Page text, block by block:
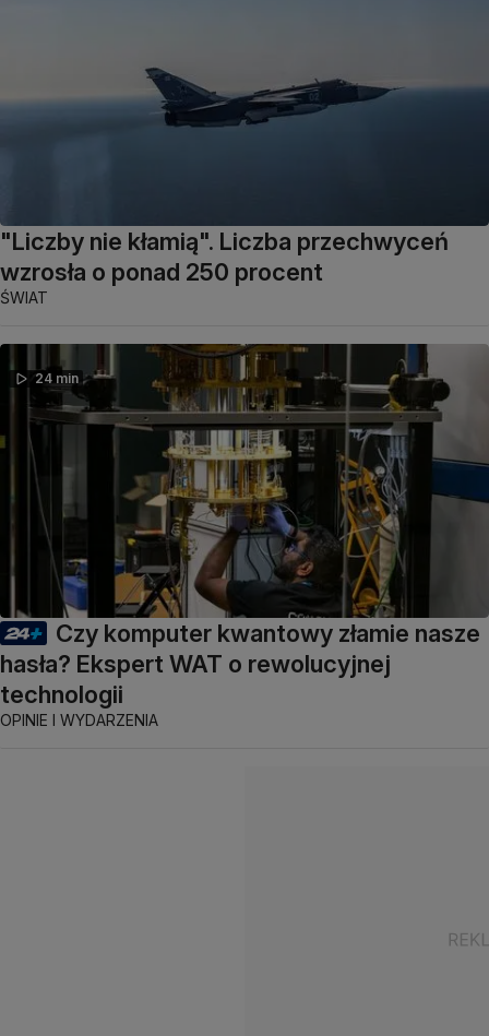
"Liczby nie kłamią". Liczba przechwyceń
wzrosła o ponad 250 procent
ŚWIAT
24 min
Czy komputer kwantowy złamie nasze
hasła? Ekspert WAT o rewolucyjnej
technologii
OPINIE I WYDARZENIA